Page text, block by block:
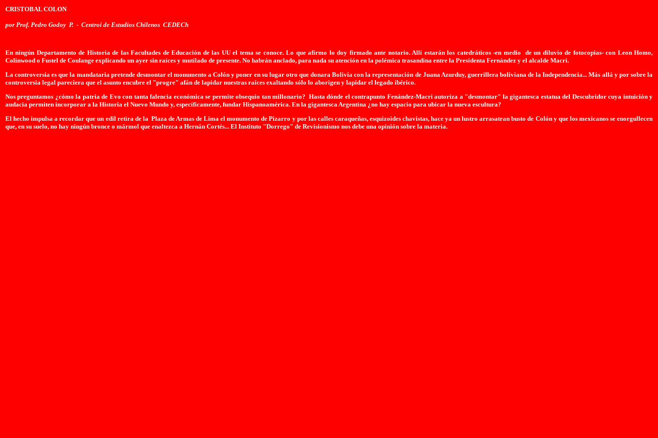
CRISTOBAL COLON
por Prof. Pedro Godoy P. - Centroi de Estudios Chilenos CEDECh
En ningún Departamento de Historia de las Facultades de Educación de las UU el tema se conoce. Lo que afirmo lo doy firmado ante notario. Allí estarán los catedráticos -en medio de un diluvio de fotocopias- con Leon Homo,
Colinwood o Fustel de Coulange explicando un ayer sin raíces y mutilado de presente. No habrán anclado, para nada su atención en la polémica trasandina entre la Presidenta Fernández y el alcalde Macri.
La controversia es que la mandataria pretende desmontar el monumento a Colón y poner en su lugar otro que donara Bolivia con la representación de Juana Azurduy, guerrillera boliviana de la Independencia... Más allá y por sobre la
controversia legal pareciera que el asunto encubre el "progre" afán de lapidar nuestras raíces exaltando sólo lo aborigen y lapidar el legado ibérico.
Nos preguntamos ¿cómo la patria de Evo con tanta falencia económica se permite obsequio tan millonario? Hasta dónde el contrapunto Fenández-Macri autoriza a "desmontar" la gigantesca estatua del Descubridor cuya intuición y
audacia permiten incorporar a la Historia el Nuevo Mundo y, específicamente, fundar Hispanoamérica. En la gigantesca Argentina ¿no hay espacio para ubicar la nueva escultura?
El hecho impulsa a recordar que un edil retira de la Plaza de Armas de Lima el monumento de Pizarro y por las calles caraqueñas, esquizoides chavistas, hace ya un lustro arrasatran busto de Colón y que los mexicanos se enorgullecen
que, en su suelo, no hay ningún bronce o mármol que enaltezca a Hernán Cortés... El Instituto "Dorrego" de Revisionismo nos debe una opinión sobre la materia.